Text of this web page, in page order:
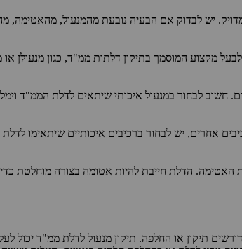
יש לבדוק אם הבעיה נובעת מהמנעול, מהאטימה,
מקצוע המוסמך בתיקון דלתות ממ"ד, כגון
לבחור במנעול איכותי שיתאים לדלת הממ"ד
אחרים, יש לבחור ברכיבים איכותיים שיתאימו
האטימה. הדלת חייבת להיות אטומה בצורה מוחלטת